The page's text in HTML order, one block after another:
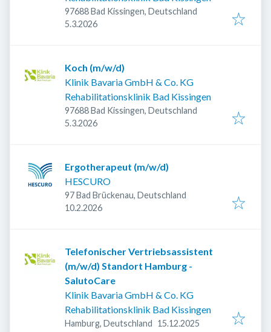
97688 Bad Kissingen, Deutschland
Veröffentlicht
5.3.2026
Koch (m/w/d)
Klinik Bavaria GmbH & Co. KG
Rehabilitationsklinik Bad Kissingen
97688 Bad Kissingen, Deutschland
Veröffentlicht
5.3.2026
Ergotherapeut (m/w/d)
HESCURO
97 Bad Brückenau, Deutschland
Veröffentlicht
10.2.2026
Telefonischer Vertriebsassistent
(m/w/d) Standort Hamburg -
SalutoCare
Klinik Bavaria GmbH & Co. KG
Rehabilitationsklinik Bad Kissingen
Hamburg, Deutschland Veröffentlicht
15.12.2025